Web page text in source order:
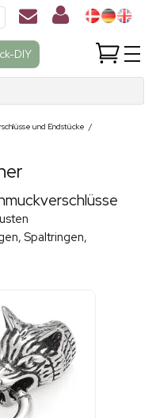
DIY
und Endstücke /
Spaltringen,